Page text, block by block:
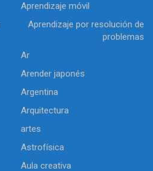
Aprendizaje móvil
Aprendizaje por resolución de
problemas
Ar
Arender japonés
Argentina
Arquitectura
artes
Astrofísica
Aula creativa